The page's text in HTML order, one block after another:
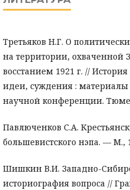
Третьяков Н.Г. О
на территории, охваченной
восстанием 1921 г. //
идеи, суждения : материалы
научной конференции.
Павлюченков С.А.
большевистского нэпа. — М.,
Шишкин В.И. Западно-
историография вопроса //